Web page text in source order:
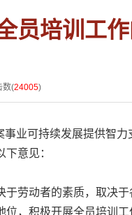
员培训工
数(24005)
业可持续发展提供智
意见：
劳动者的素质，取决
，积极开展全员培训工